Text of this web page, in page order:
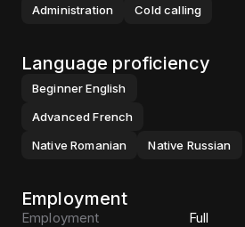
Administration
Cold calling
Language proficiency
Beginner English
Advanced French
Native Romanian Native Russian
Employment
Employment
Full